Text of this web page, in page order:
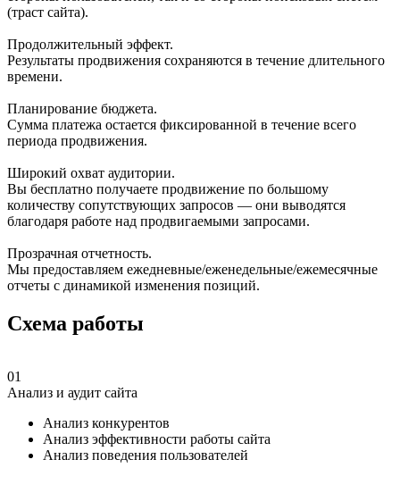
(траст сайта).
Продолжительный эффект.
Результаты продвижения сохраняются в течение длительного
времени.
Планирование бюджета.
Сумма платежа остается фиксированной в течение всего
периода продвижения.
Широкий охват аудитории.
Вы бесплатно получаете продвижение по большому
количеству сопутствующих запросов — они выводятся
благодаря работе над продвигаемыми запросами.
Прозрачная отчетность.
Мы предоставляем ежедневные/еженедельные/ежемесячные
отчеты с динамикой изменения позиций.
Схема работы
01
Анализ и аудит сайта
Анализ конкурентов
Анализ эффективности работы сайта
Анализ поведения пользователей